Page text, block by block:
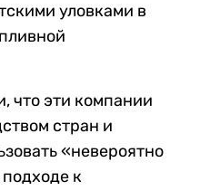
уловками в
что эти компании
стран и
«невероятно
к